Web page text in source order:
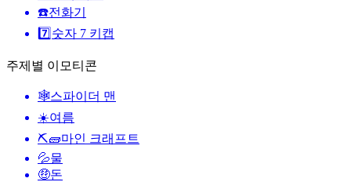
☎️전화기
7️⃣ 숫자 7 키캡
주제별 이모티콘
🕸️스파이더 맨
☀️여름
⛏🧱마인 크래프트
💦물
🤑돈